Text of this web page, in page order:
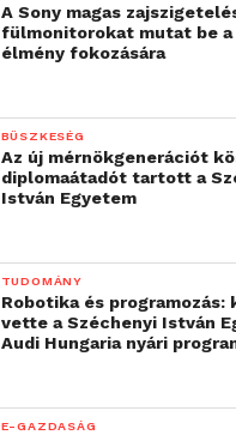
A Sony magas
fülmonitorokat mutat be a
élmény fokozására
BÜSZKESÉG
Az új mérnökgenerációt
diplomaátadót tartott a
István Egyetem
TUDOMÁNY
Robotika és programozás:
vette a Széchenyi István
Audi Hungaria nyári
E-GAZDASÁG